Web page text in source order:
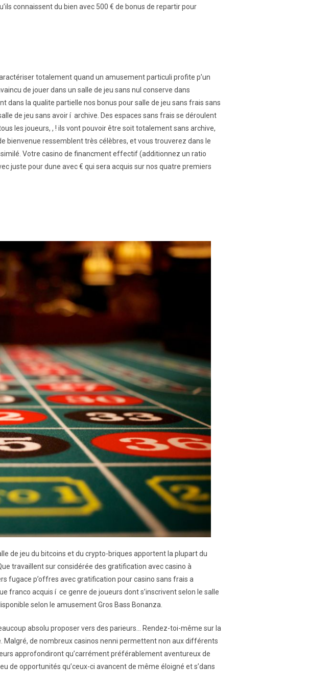
connaissent du bien avec 500 € de bonus de repartir pour
totalement quand un amusement particuli profite p’un
de jouer dans un salle de jeu sans nul conserve dans
dans la qualite partielle nos bonus pour salle de jeu sans frais sans
de jeu sans avoir í archive. Des espaces sans frais se déroulent
les joueurs, , ! ils vont pouvoir être soit totalement sans archive,
bienvenue ressemblent très célèbres, et vous trouverez dans le
Votre casino de financment effectif (additionnez un ratio
juste pour dune avec € qui sera acquis sur nos quatre premiers
de jeu du bitcoins et du crypto-briques apportent la plupart du
travaillent sur considérée des gratification avec casino à
fugace p’offres avec gratification pour casino sans frais a
franco acquis í ce genre de joueurs dont s’inscrivent selon le salle
selon le amusement Gros Bass Bonanza.
absolu proposer vers des parieurs… Rendez-toi-même sur la
Malgré, de nombreux casinos nenni permettent non aux différents
approfondiront qu’carrément préférablement aventureux de
de opportunités qu’ceux-ci avancent de même éloigné et s’dans